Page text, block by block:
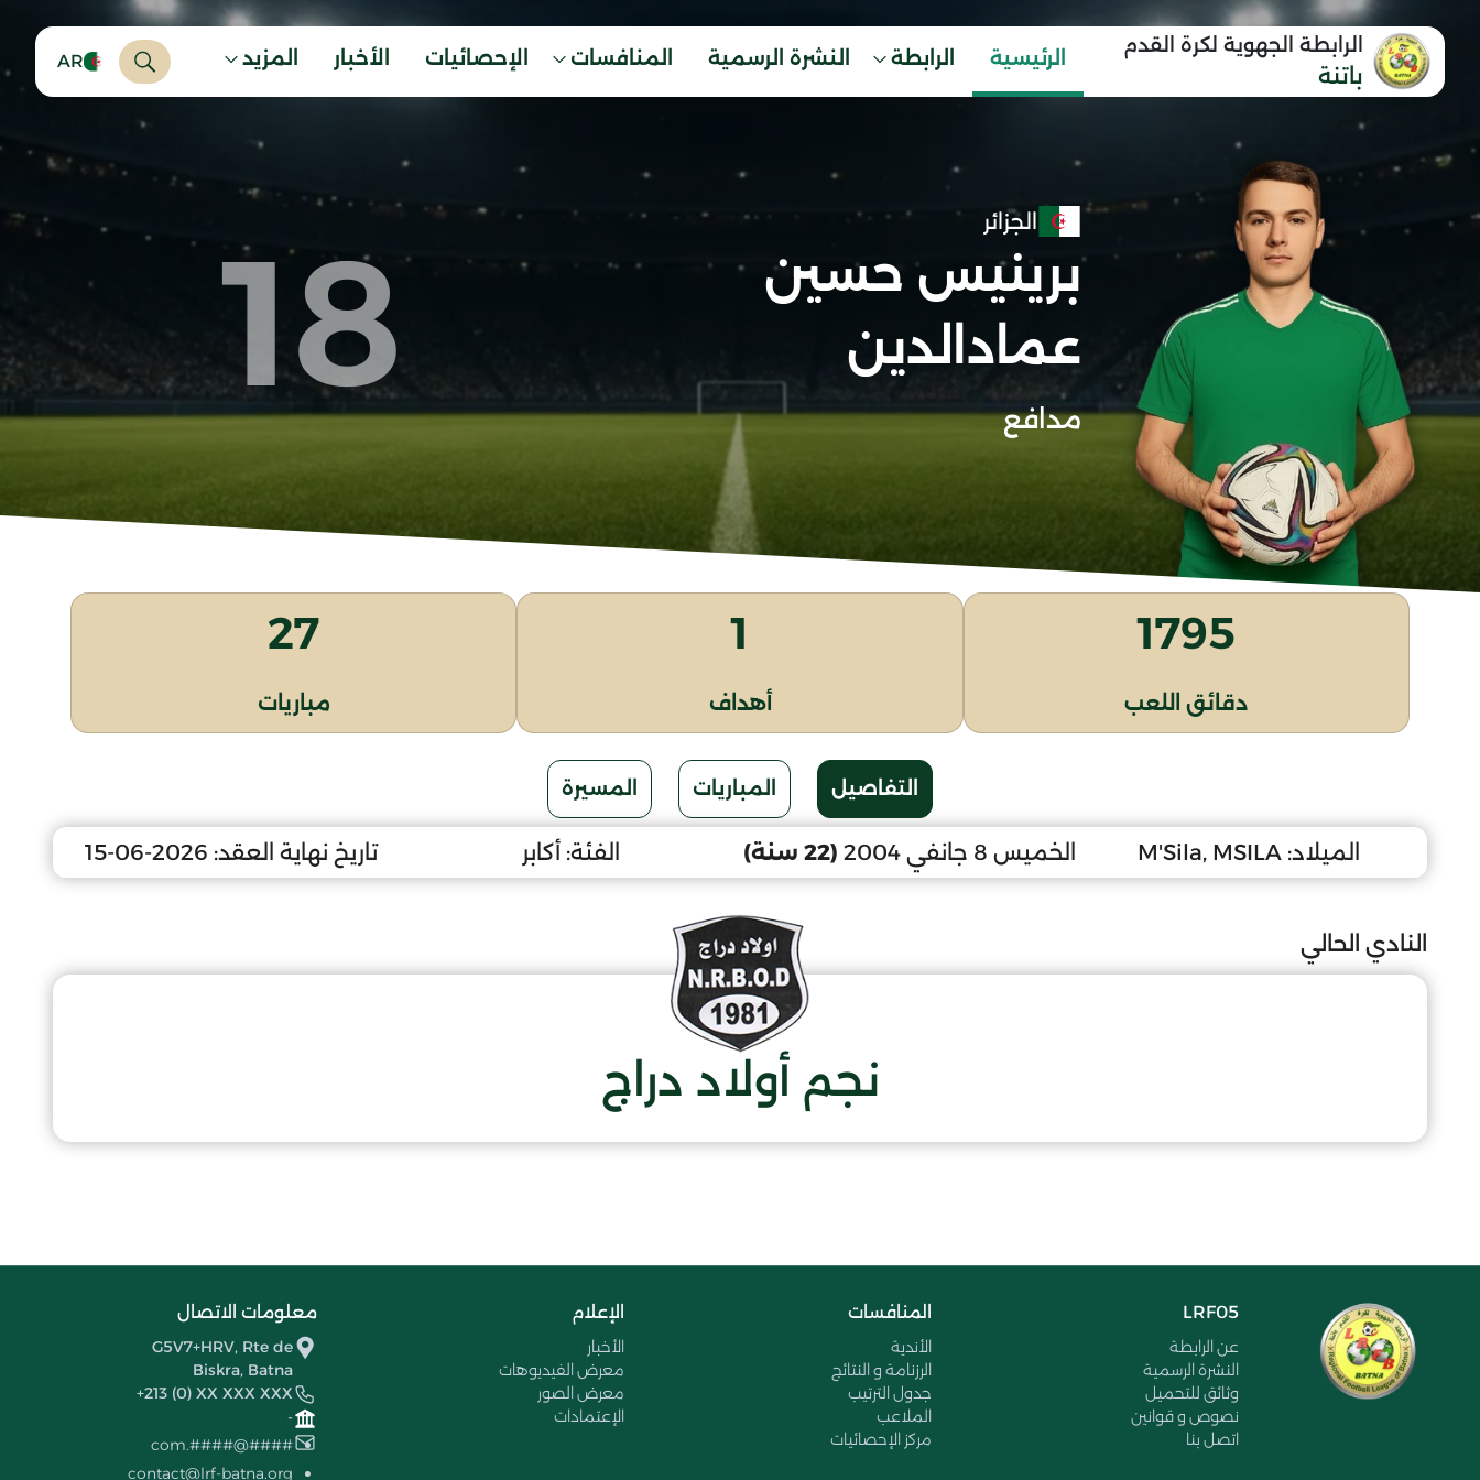
الرابطة الجهوية لكرة القدم
باتنة
الرئيسية الرابطة النشرة الرسمية المنافسات الإحصائيات الأخبار المزيد AR
الجزائر
برينيس حسين
عمادالدين
مدافع 18
1795
دقائق اللعب
1
أهداف
27
مباريات
التفاصيل المباريات المسيرة
الميلاد: M'Sila, MSILA الخميس 8 جانفي 2004 (22 سنة) الفئة: أكابر تاريخ نهاية العقد: 2026-06-15
النادي الحالي
نجم أولاد دراج
LRF05
عن الرابطة
النشرة الرسمية
وثائق للتحميل
نصوص و قوانين
اتصل بنا
المنافسات
الأندية
الرزنامة و النتائج
جدول الترتيب
الملاعب
مركز الإحصائيات
الإعلام
الأخبار
معرض الفيديوهات
معرض الصور
الإعتمادات
معلومات الاتصال
G5V7+HRV, Rte de
Biskra, Batna
+213 (0) XX XXX XXX
-
####@####.com
contact@lrf-batna.org